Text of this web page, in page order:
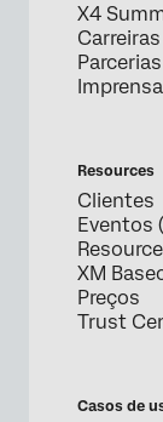
X4
Resources
Clientes
Eventos
XM
Preços
Trust
Casos de